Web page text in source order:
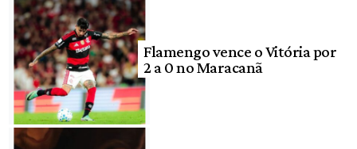
Flamengo vence o Vitória por
2 a 0 no Maracanã